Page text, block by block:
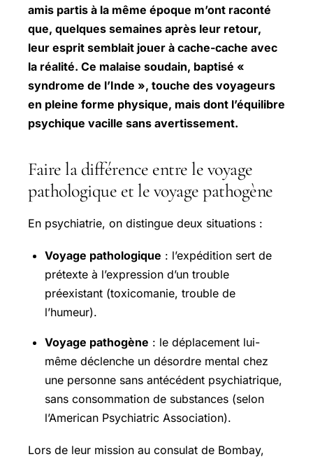
amis partis à la même époque m’ont raconté
que, quelques semaines après leur retour,
leur esprit semblait jouer à cache-cache avec
la réalité. Ce malaise soudain, baptisé «
syndrome de l’Inde », touche des voyageurs
en pleine forme physique, mais dont l’équilibre
psychique vacille sans avertissement.
Faire la différence entre le voyage
pathologique et le voyage pathogène
En psychiatrie, on distingue deux situations :
Voyage pathologique : l’expédition sert de
prétexte à l’expression d’un trouble
préexistant (toxicomanie, trouble de
l’humeur).
Voyage pathogène : le déplacement lui-
même déclenche un désordre mental chez
une personne sans antécédent psychiatrique,
sans consommation de substances (selon
l’American Psychiatric Association).
Lors de leur mission au consulat de Bombay,